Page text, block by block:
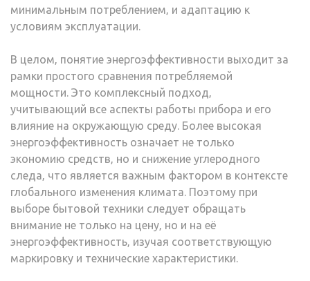
минимальным потреблением‚ и адаптацию к
условиям эксплуатации.
В целом‚ понятие энергоэффективности выходит за
рамки простого сравнения потребляемой
мощности. Это комплексный подход‚
учитывающий все аспекты работы прибора и его
влияние на окружающую среду. Более высокая
энергоэффективность означает не только
экономию средств‚ но и снижение углеродного
следа‚ что является важным фактором в контексте
глобального изменения климата. Поэтому при
выборе бытовой техники следует обращать
внимание не только на цену‚ но и на её
энергоэффективность‚ изучая соответствующую
маркировку и технические характеристики.